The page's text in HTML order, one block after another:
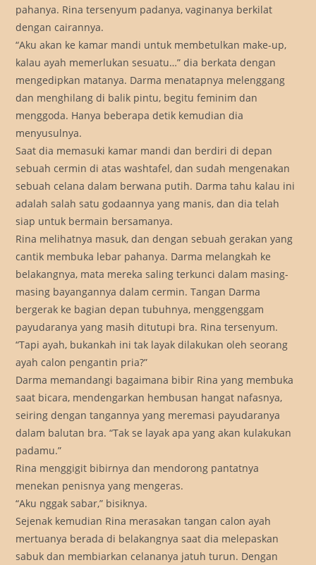
pahanya. Rina tersenyum padanya, vaginanya berkilat
dengan cairannya.
“Aku akan ke kamar mandi untuk membetulkan make-up,
kalau ayah memerlukan sesuatu…” dia berkata dengan
mengedipkan matanya. Darma menatapnya melenggang
dan menghilang di balik pintu, begitu feminim dan
menggoda. Hanya beberapa detik kemudian dia
menyusulnya.
Saat dia memasuki kamar mandi dan berdiri di depan
sebuah cermin di atas washtafel, dan sudah mengenakan
sebuah celana dalam berwana putih. Darma tahu kalau ini
adalah salah satu godaannya yang manis, dan dia telah
siap untuk bermain bersamanya.
Rina melihatnya masuk, dan dengan sebuah gerakan yang
cantik membuka lebar pahanya. Darma melangkah ke
belakangnya, mata mereka saling terkunci dalam masing-
masing bayangannya dalam cermin. Tangan Darma
bergerak ke bagian depan tubuhnya, menggenggam
payudaranya yang masih ditutupi bra. Rina tersenyum.
“Tapi ayah, bukankah ini tak layak dilakukan oleh seorang
ayah calon pengantin pria?”
Darma memandangi bagaimana bibir Rina yang membuka
saat bicara, mendengarkan hembusan hangat nafasnya,
seiring dengan tangannya yang meremasi payudaranya
dalam balutan bra. “Tak se layak apa yang akan kulakukan
padamu.”
Rina menggigit bibirnya dan mendorong pantatnya
menekan penisnya yang mengeras.
“Aku nggak sabar,” bisiknya.
Sejenak kemudian Rina merasakan tangan calon ayah
mertuanya berada di belakangnya saat dia melepaskan
sabuk dan membiarkan celananya jatuh turun. Dengan